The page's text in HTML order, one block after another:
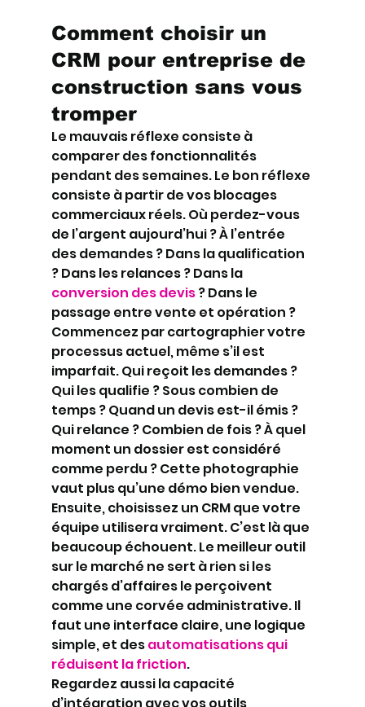
Comment choisir un
CRM pour entreprise de
construction sans vous
tromper
Le mauvais réflexe consiste à
comparer des fonctionnalités
pendant des semaines. Le bon réflexe
consiste à partir de vos blocages
commerciaux réels. Où perdez-vous
de l’argent aujourd’hui ? À l’entrée
des demandes ? Dans la qualification
? Dans les relances ? Dans la
conversion des devis ? Dans le
passage entre vente et opération ?
Commencez par cartographier votre
processus actuel, même s’il est
imparfait. Qui reçoit les demandes ?
Qui les qualifie ? Sous combien de
temps ? Quand un devis est-il émis ?
Qui relance ? Combien de fois ? À quel
moment un dossier est considéré
comme perdu ? Cette photographie
vaut plus qu’une démo bien vendue.
Ensuite, choisissez un CRM que votre
équipe utilisera vraiment. C’est là que
beaucoup échouent. Le meilleur outil
sur le marché ne sert à rien si les
chargés d’affaires le perçoivent
comme une corvée administrative. Il
faut une interface claire, une logique
simple, et des automatisations qui
réduisent la friction.
Regardez aussi la capacité